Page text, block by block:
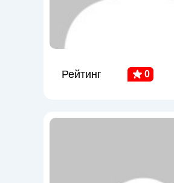
Рейтинг 0